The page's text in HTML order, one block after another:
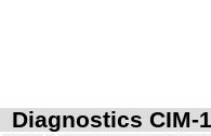
Diagnostics CIM-